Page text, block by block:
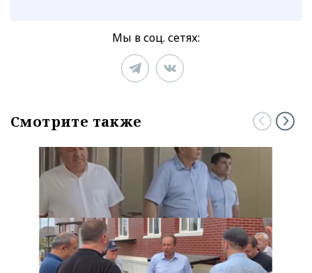
Мы в соц. сетях:
Смотрите также